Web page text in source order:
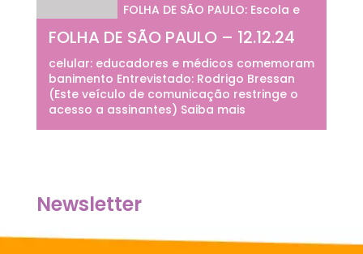
FOLHA DE SÃO PAULO – 12.12.24
FOLHA DE SÃO PAULO: Escola e
celular: educadores e médicos comemoram
banimento Entrevistado: Rodrigo Bressan
(Este veículo de comunicação restringe o
acesso a assinantes) Saiba mais
Newsletter